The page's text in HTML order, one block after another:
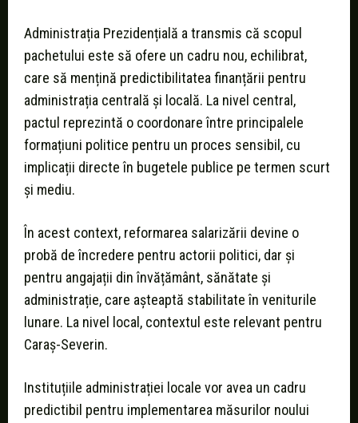
Administrația Prezidențială a transmis că scopul
pachetului este să ofere un cadru nou, echilibrat,
care să mențină predictibilitatea finanțării pentru
administrația centrală și locală. La nivel central,
pactul reprezintă o coordonare între principalele
formațiuni politice pentru un proces sensibil, cu
implicații directe în bugetele publice pe termen scurt
și mediu.
În acest context, reformarea salarizării devine o
probă de încredere pentru actorii politici, dar și
pentru angajații din învățământ, sănătate și
administrație, care așteaptă stabilitate în veniturile
lunare. La nivel local, contextul este relevant pentru
Caraș-Severin.
Instituțiile administrației locale vor avea un cadru
predictibil pentru implementarea măsurilor noului